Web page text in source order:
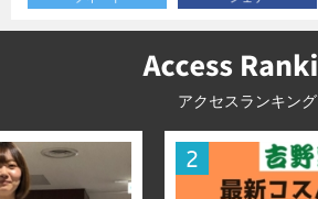
アクセスランキング